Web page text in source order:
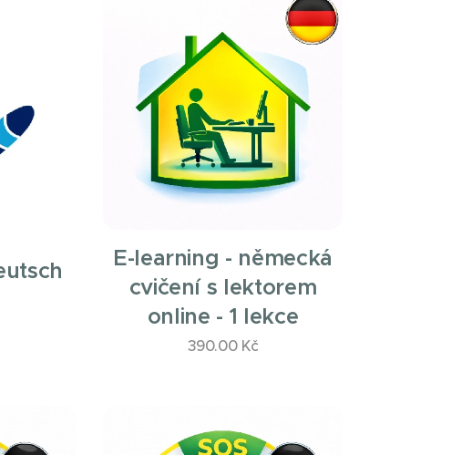
E-learning - německá
cvičení s lektorem
online - 1 lekce
390.00Kč